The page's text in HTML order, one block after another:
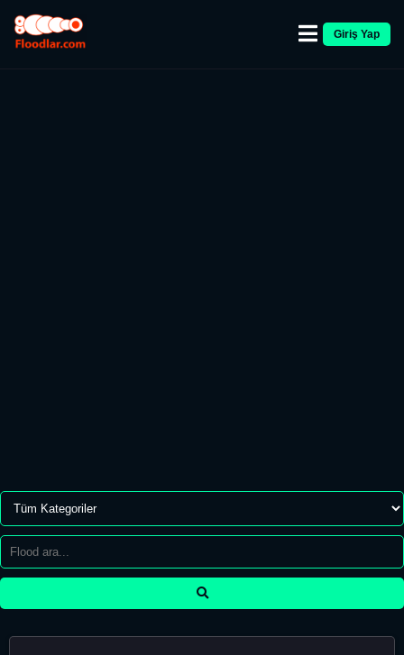
Giriş Yap